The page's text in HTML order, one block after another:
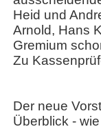
Heid und
Arnold, Hans
Gremium
Zu
Der neue
Überblick -